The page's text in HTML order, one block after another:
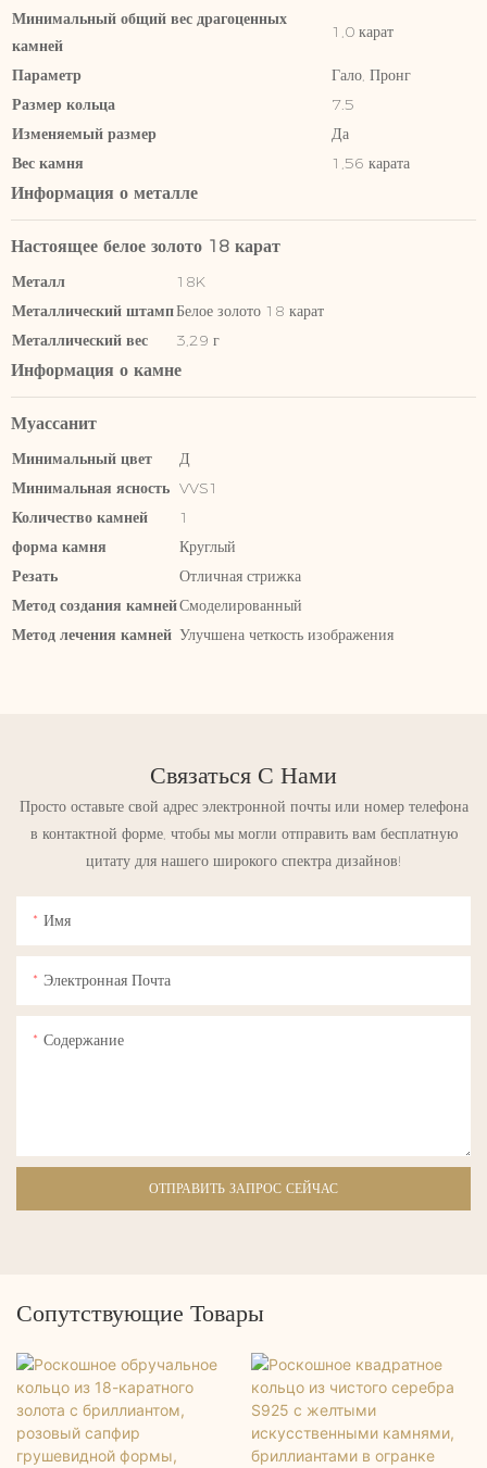
Минимальный общий вес драгоценных
камней
1,0 карат
Параметр
Гало, Пронг
Размер кольца
7.5
Изменяемый размер
Да
Вес камня
1,56 карата
Информация о металле
Настоящее белое золото 18 карат
Металл
18K
Металлический штампБелое золото 18 карат
Металлический вес
3,29 г
Информация о камне
Муассанит
Минимальный цвет
Д
Минимальная ясность VVS1
Количество камней
1
форма камня
Круглый
Резать
Отличная стрижка
Метод создания камнейСмоделированный
Метод лечения камней Улучшена четкость изображения
Связаться С Нами
Просто оставьте свой адрес электронной почты или номер телефона
в контактной форме, чтобы мы могли отправить вам бесплатную
цитату для нашего широкого спектра дизайнов!
Имя
Электронная Почта
Содержание
ОТПРАВИТЬ ЗАПРОС СЕЙЧАС
Сопутствующие Товары